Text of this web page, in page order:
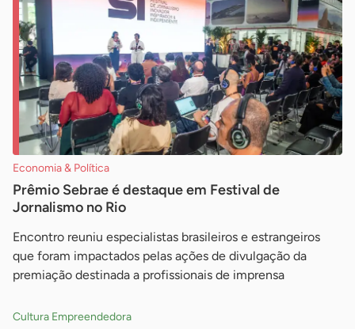
Economia & Política
Prêmio Sebrae é destaque em Festival de
Jornalismo no Rio
Encontro reuniu especialistas brasileiros e estrangeiros
que foram impactados pelas ações de divulgação da
premiação destinada a profissionais de imprensa
Cultura Empreendedora